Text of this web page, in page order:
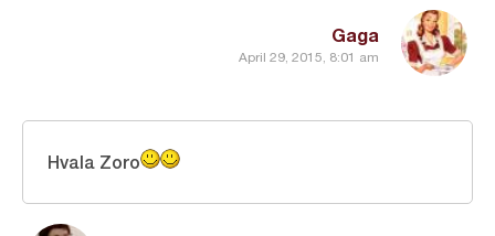
Gaga
April 29, 2015, 8:01 am
Hvala Zoro